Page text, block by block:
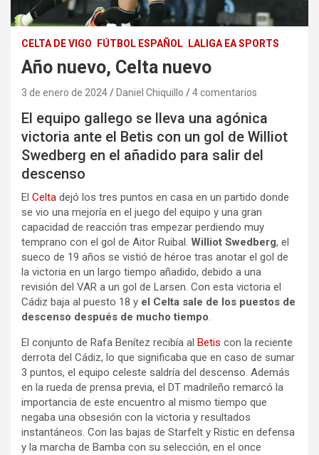
CELTA DE VIGO FÚTBOL ESPAÑOL LALIGA EA SPORTS
Año nuevo, Celta nuevo
3 de enero de 2024 Daniel Chiquillo 4 comentarios
El equipo gallego se lleva una agónica
victoria ante el Betis con un gol de Williot
Swedberg en el añadido para salir del
descenso
El Celta dejó los tres puntos en casa en un partido donde
se vio una mejoría en el juego del equipo y una gran
capacidad de reacción tras empezar perdiendo muy
temprano con el gol de Aitor Ruibal. Williot Swedberg, el
sueco de 19 años se vistió de héroe tras anotar el gol de
la victoria en un largo tiempo añadido, debido a una
revisión del VAR a un gol de Larsen. Con esta victoria el
Cádiz baja al puesto 18 y el Celta sale de los puestos de
descenso después de mucho tiempo.
El conjunto de Rafa Benítez recibía al Betis con la reciente
derrota del Cádiz, lo que significaba que en caso de sumar
3 puntos, el equipo celeste saldría del descenso. Además
en la rueda de prensa previa, el DT madrileño remarcó la
importancia de este encuentro al mismo tiempo que
negaba una obsesión con la victoria y resultados
instantáneos. Con las bajas de Starfelt y Ristic en defensa
y la marcha de Bamba con su selección, en el once